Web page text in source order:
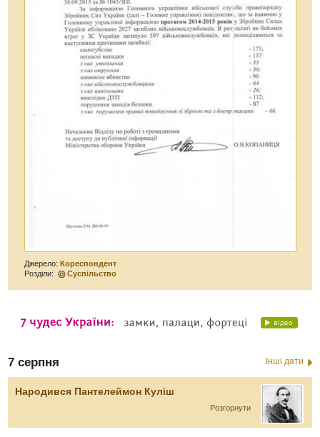
Джерело:Кореспондент
Розділи:
Суспільство
7 серпня Інші дати
Народився Пантелеймон Куліш
Розгорнути